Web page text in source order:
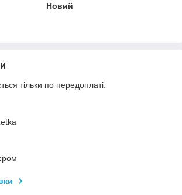
Новий
тільки по передоплаті.